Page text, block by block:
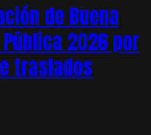
de Buena
2026 por
traslados